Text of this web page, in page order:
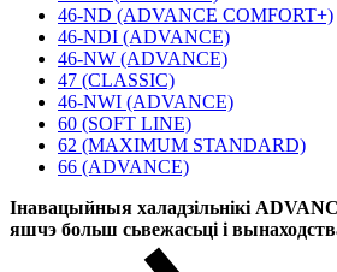
46-ND (ADVANCE COMFORT+)
46-NDI (ADVANCE)
46-NW (ADVANCE)
47 (CLASSIC)
46-NWI (ADVANCE)
60 (SOFT LINE)
62 (MAXIMUM STANDARD)
66 (ADVANCE)
Інавацыйныя халадзільнікі
яшчэ больш сьвежасьці і